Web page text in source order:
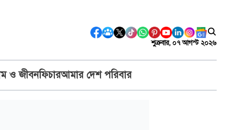
শুক্রবার, ০৭ আগস্ট ২০২৬
ও জীবনফিচারআমার দেশ পরিবার